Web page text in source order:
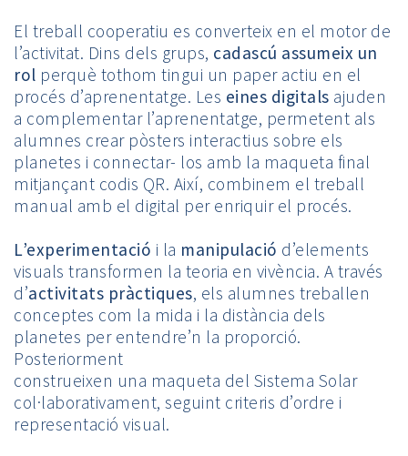
El treball cooperatiu es converteix en el motor de
l’activitat. Dins dels grups, cadascú assumeix un
rol perquè tothom tingui un paper actiu en el
procés d’aprenentatge. Les eines digitals ajuden
a complementar l’aprenentatge, permetent als
alumnes crear pòsters interactius sobre els
planetes i connectar- los amb la maqueta final
mitjançant codis QR. Així, combinem el treball
manual amb el digital per enriquir el procés.
L’experimentació i la manipulació d’elements
visuals transformen la teoria en vivència. A través
d’activitats pràctiques, els alumnes treballen
conceptes com la mida i la distància dels
planetes per entendre’n la proporció.
Posteriorment
construeixen una maqueta del Sistema Solar
col·laborativament, seguint criteris d’ordre i
representació visual.